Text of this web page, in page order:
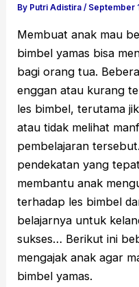
By Putri Adistira/ September
Membuat anak mau
bimbel yamas bisa
bagi orang tua.
enggan atau kurang
les bimbel, terutama
atau tidak melihat
pembelajaran
pendekatan yang
membantu anak
terhadap les bimbel
belajarnya untuk
sukses… Berikut ini
mengajak anak agar
bimbel yamas.